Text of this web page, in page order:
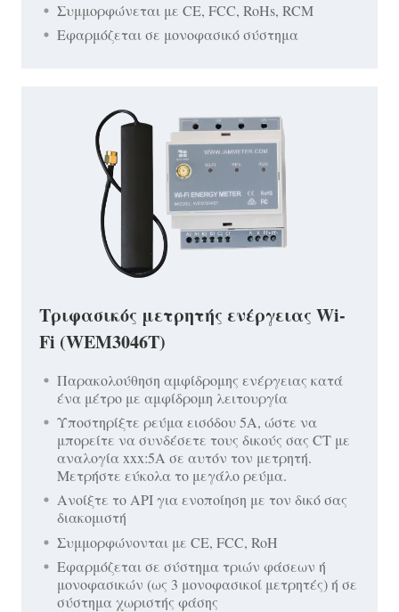
Συμμορφώνεται με CE, FCC, RoHs, RCM
Εφαρμόζεται σε μονοφασικό σύστημα
Τριφασικός μετρητής ενέργειας Wi-
Fi (WEM3046T)
Παρακολούθηση αμφίδρομης ενέργειας κατά
ένα μέτρο με αμφίδρομη λειτουργία
Υποστηρίξτε ρεύμα εισόδου 5A, ώστε να
μπορείτε να συνδέσετε τους δικούς σας CT με
αναλογία xxx:5A σε αυτόν τον μετρητή.
Μετρήστε εύκολα το μεγάλο ρεύμα.
Ανοίξτε το API για ενοποίηση με τον δικό σας
διακομιστή
Συμμορφώνονται με CE, FCC, RoH
Εφαρμόζεται σε σύστημα τριών φάσεων ή
μονοφασικών (ως 3 μονοφασικοί μετρητές) ή σε
σύστημα χωριστής φάσης